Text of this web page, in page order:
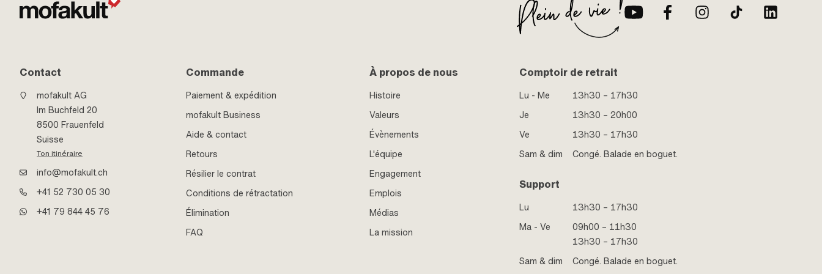
Contact
mofakult AG
Im Buchfeld 20
8500 Frauenfeld
Suisse
Ton itinéraire
info@mofakult.ch
+41 52 730 05 30
+41 79 844 45 76
Commande
Paiement & expédition
mofakult Business
Aide & contact
Retours
Résilier le contrat
Conditions de rétractation
Élimination
FAQ
À propos de nous
Histoire
Valeurs
Évènements
L'équipe
Engagement
Emplois
Médias
La mission
Comptoir de retrait
Lu - Me
13h30 – 17h30
Je
13h30 – 20h00
Ve
13h30 – 17h30
Sam & dim
Congé. Balade en boguet.
Support
Lu
13h30 – 17h30
Ma - Ve
09h00 – 11h30
13h30 – 17h30
Sam & dim
Congé. Balade en boguet.